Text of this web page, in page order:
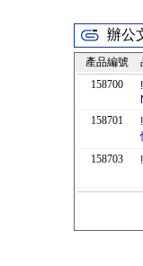
辦公
產品編號
158700
158701
158703